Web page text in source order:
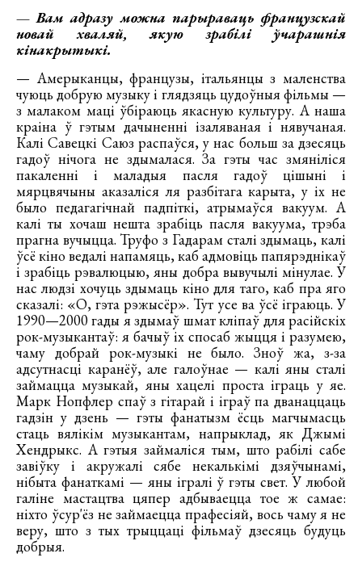
— Вам адразу можна парыраваць французскай
новай хваляй, якую зрабілі ўчарашнія
кінакрытыкі.
— Амерыканцы, французы, італьянцы з маленства
чуюць добрую музыку і глядзяць цудоўныя фільмы —
з малаком маці ўбіраюць якасную культуру. А наша
краіна ў гэтым дачыненні ізаляваная і нявучаная.
Калі Савецкі Саюз распаўся, у нас больш за дзесяць
гадоў нічога не здымалася. За гэты час змяніліся
пакаленні і маладыя пасля гадоў цішыні і
мярцвячыны аказаліся ля разбітага карыта, у іх не
было педагагічнай падпіткі, атрымаўся вакуум. А
калі ты хочаш нешта зрабіць пасля вакуума, трэба
прагна вучыцца. Труфо з Гадарам сталі здымаць, калі
ўсё кіно ведалі напамяць, каб адмовіць папярэднікаў
і зрабіць рэвалюцыю, яны добра вывучылі мінулае. У
нас людзі хочуць здымаць кіно для таго, каб пра яго
сказалі: «О, гэта рэжысёр». Тут усе ва ўсё іграюць. У
1990—2000 гады я здымаў шмат кліпаў для расійскіх
рок-музыкантаў: я бачыў іх спосаб жыцця і разумею,
чаму добрай рок-музыкі не было. Зноў жа, з-за
адсутнасці каранёў, але галоўнае — калі яны сталі
займацца музыкай, яны хацелі проста іграць у яе.
Марк Нопфлер спаў з гітарай і іграў па дванаццаць
гадзін у дзень — гэты фанатызм ёсць магчымасць
стаць вялікім музыкантам, напрыклад, як Джымі
Хендрыкс. А гэтыя займаліся тым, што рабілі сабе
завіўку і акружалі сябе некалькімі дзяўчынамі,
нібыта фанаткамі — яны ігралі ў гэты свет. У любой
галіне мастацтва цяпер адбываецца тое ж самае:
ніхто ўсур'ёз не займаецца прафесіяй, вось чаму я не
веру, што з тых трыццаці фільмаў дзесяць будуць
добрыя.